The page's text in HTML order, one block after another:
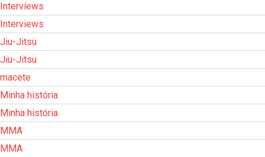
Interviews
Interviews
Jiu-Jitsu
Jiu-Jitsu
macete
Minha história
Minha história
MMA
MMA